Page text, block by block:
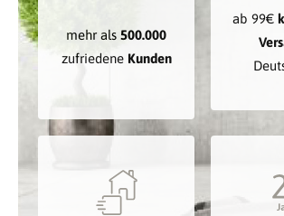
mehr als 500.000
zufriedene Kunden
ab 99€